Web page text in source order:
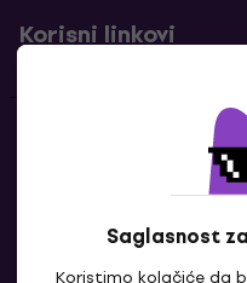
Saglasnost
Koristimo kolačiće da
Korisni linkovi